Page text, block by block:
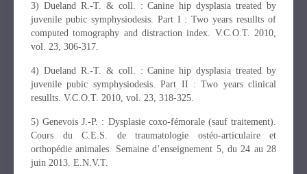
3) Dueland R.-T. & coll. : Canine hip dysplasia treated by
juvenile pubic symphysiodesis. Part I : Two years resullts of
computed tomography and distraction index. V.C.O.T. 2010,
vol. 23, 306-317.
4) Dueland R.-T. & coll. : Canine hip dysplasia treated by
juvenile pubic symphysiodesis. Part II : Two years clinical
resullts. V.C.O.T. 2010, vol. 23, 318-325.
5) Genevois J.-P. : Dysplasie coxo-fémorale (sauf traitement).
Cours du C.E.S. de traumatologie ostéo-articulaire et
orthopédie animales. Semaine d’enseignement 5, du 24 au 28
juin 2013. E.N.V.T.